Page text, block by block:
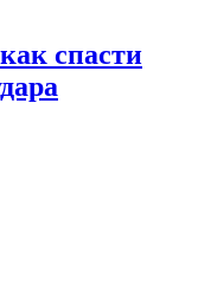
спасти